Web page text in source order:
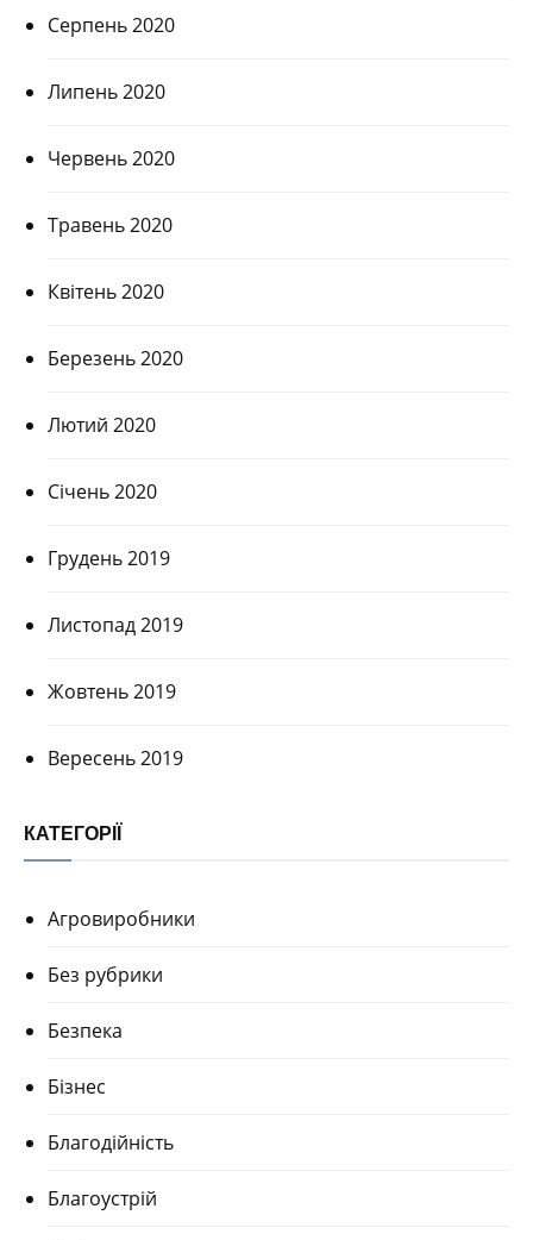
Серпень 2020
Липень 2020
Червень 2020
Травень 2020
Квітень 2020
Березень 2020
Лютий 2020
Січень 2020
Грудень 2019
Листопад 2019
Жовтень 2019
Вересень 2019
КАТЕГОРІЇ
Агровиробники
Без рубрики
Безпека
Бізнес
Благодійність
Благоустрій